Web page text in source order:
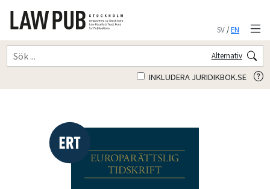
SV/EN
Alternativ
INKLUDERA JURIDIKBOK.SE